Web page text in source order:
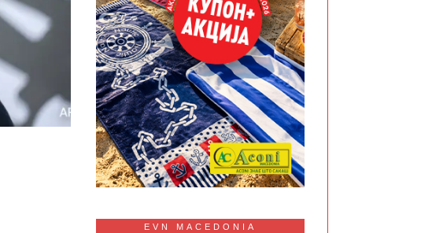
EVN MACEDONIA